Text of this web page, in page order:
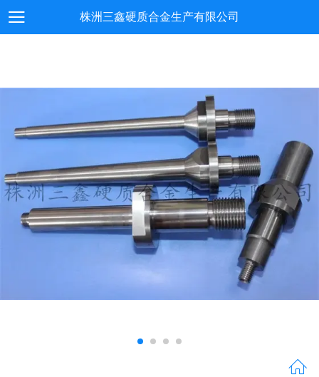
株洲三鑫硬质合金生产有限公司